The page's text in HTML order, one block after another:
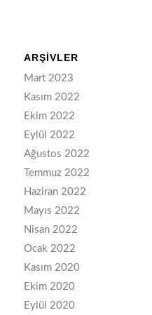
ARŞIVLER
Mart 2023
Kasım 2022
Ekim 2022
Eylül 2022
Ağustos 2022
Temmuz 2022
Haziran 2022
Mayıs 2022
Nisan 2022
Ocak 2022
Kasım 2020
Ekim 2020
Eylül 2020